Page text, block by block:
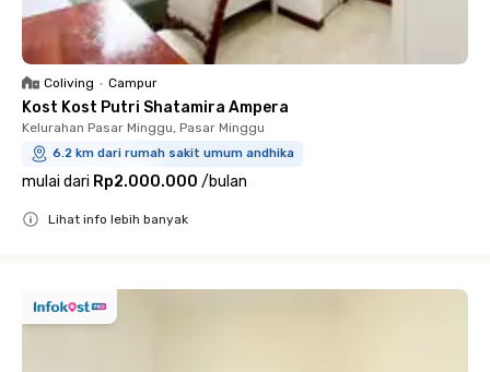
Coliving • Campur
Kost Kost Putri Shatamira Ampera
Kelurahan Pasar Minggu, Pasar Minggu
6.2 km dari rumah sakit umum andhika
mulai dari Rp2.000.000 /bulan
Lihat info lebih banyak